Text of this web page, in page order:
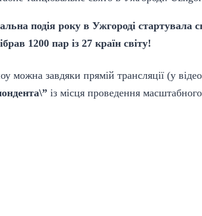
подія року в Ужгороді стартувала
1200 пар із 27 країн світу!
можна завдяки прямій трансляції (у
із місця проведення